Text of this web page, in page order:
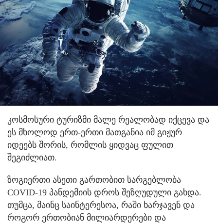
კოსმოსური ტურიზმი მალე რეალობად იქცევა და
ეს მხოლოდ ერთ-ერთი მათგანია იმ გიჟურ
იდეებს შორის, რომლის ყიდვაც ფულით
შეგიძლიათ.
ზოგიერთი ასეთი გართობით სარგებლობა
COVID-19 პანდემიის დროს შეზღუდული გახდა.
თუმცა, მაინც საინტერესოა, რაში ხარჯავენ და
როგორ ერთობიან მილიარდერები და